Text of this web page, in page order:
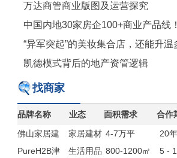
万达商管商业版图及运营探究
中国内地30家房企100+商业产品线！
“异军突起”的美妆集合店，还能升温
凯德模式背后的地产资管逻辑
找商家
品牌名称 业态 面积需求 合作
佛山家居建
材联盟
家居建材 4-7万平 20年
PureH2B津
生活用品 800-1200㎡ 5 -